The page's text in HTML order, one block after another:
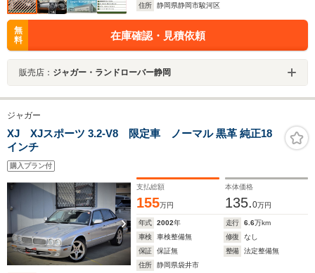
住所
静岡県静岡市駿河区
無
料
在庫確認・見積依頼
販売店： ジャガー・ランドローバー静岡
ジャガー
XJ XJスポーツ 3.2-V8 限定車 ノーマル 黒革 純正18
インチ
購入プラン付
支払総額
155万円
本体価格
135.0万円
年式 2002年 走行 6.6万km
車検
車検整備無 修復
なし
保証
保証無 整備
法定整備無
住所
静岡県袋井市